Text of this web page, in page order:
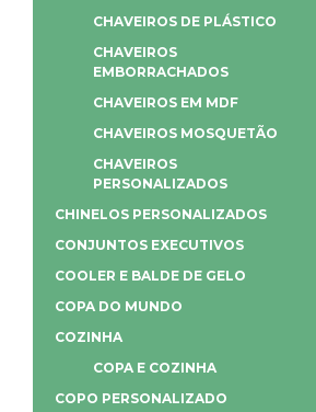
CHAVEIROS DE PLÁSTICO
CHAVEIROS
EMBORRACHADOS
CHAVEIROS EM MDF
CHAVEIROS MOSQUETÃO
CHAVEIROS
PERSONALIZADOS
CHINELOS PERSONALIZADOS
CONJUNTOS EXECUTIVOS
COOLER E BALDE DE GELO
COPA DO MUNDO
COZINHA
COPA E COZINHA
COPO PERSONALIZADO